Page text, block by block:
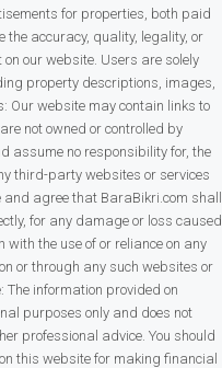
for properties, both paid
the accuracy, quality, legality, or
our website. Users are solely
property descriptions, images,
Our website may contain links to
not owned or controlled by
assume no responsibility for, the
third-party websites or services
and agree that BaraBikri.com shall
for any damage or loss caused
with the use of or reliance on any
or through any such websites or
The information provided on
purposes only and does not
professional advice. You should
this website for making financial